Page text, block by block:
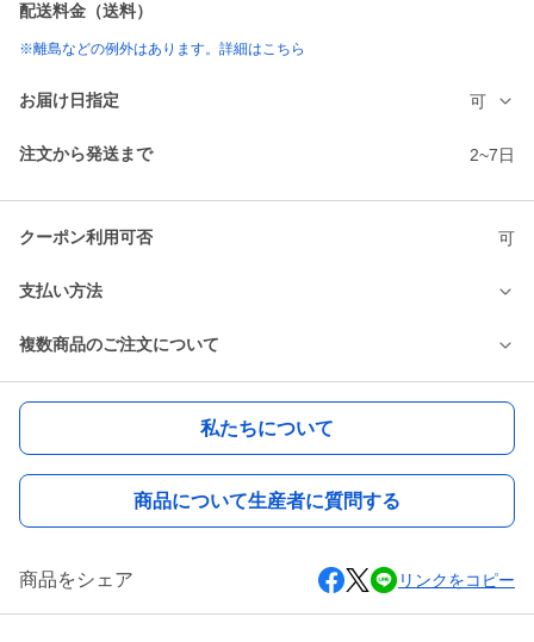
配送料金（送料）
※離島などの例外はあります。詳細はこちら
お届け日指定 可
注文から発送まで 2~7日
クーポン利用可否 可
支払い方法
複数商品のご注文について
私たちについて
商品について生産者に質問する
商品をシェア リンクをコピー